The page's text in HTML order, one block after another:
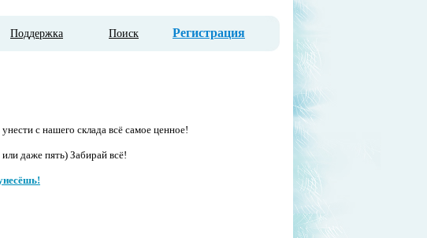
Поддержка Поиск Регистрация
с нашего склада всё самое ценное!
даже пять) Забирай всё!